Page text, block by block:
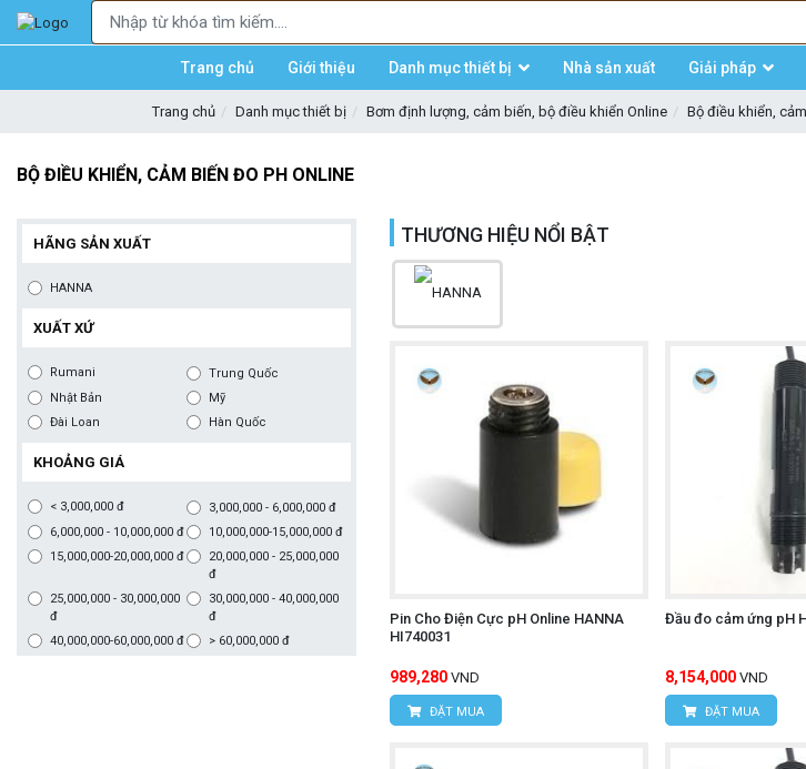
Trang chủ Giới thiệu Danh mục thiết bị Nhà sản xuất Giải pháp
Trang chủ Danh mục thiết bị Bơm định lượng, cảm biến, bộ điều khiển Online Bộ điều khiển,
BỘ ĐIỀU KHIỂN, CẢM BIẾN ĐO PH ONLINE
THƯƠNG HIỆU NỔI BẬT
Pin Cho Điện Cực pH Online HANNA
HI740031
989,280 VND
ĐẶT MUA
Đầu đo cảm ứng pH
8,154,000 VND
ĐẶT MUA
HÃNG SẢN XUẤT
HANNA
XUẤT XỨ
Rumani
Trung Quốc
Nhật Bản
Mỹ
Đài Loan
Hàn Quốc
KHOẢNG GIÁ
< 3,000,000 đ
3,000,000 - 6,000,000 đ
6,000,000 - 10,000,000 đ
10,000,000-15,000,000 đ
15,000,000-20,000,000 đ
20,000,000 - 25,000,000
đ
25,000,000 - 30,000,000
đ
30,000,000 - 40,000,000
đ
40,000,000-60,000,000 đ
> 60,000,000 đ